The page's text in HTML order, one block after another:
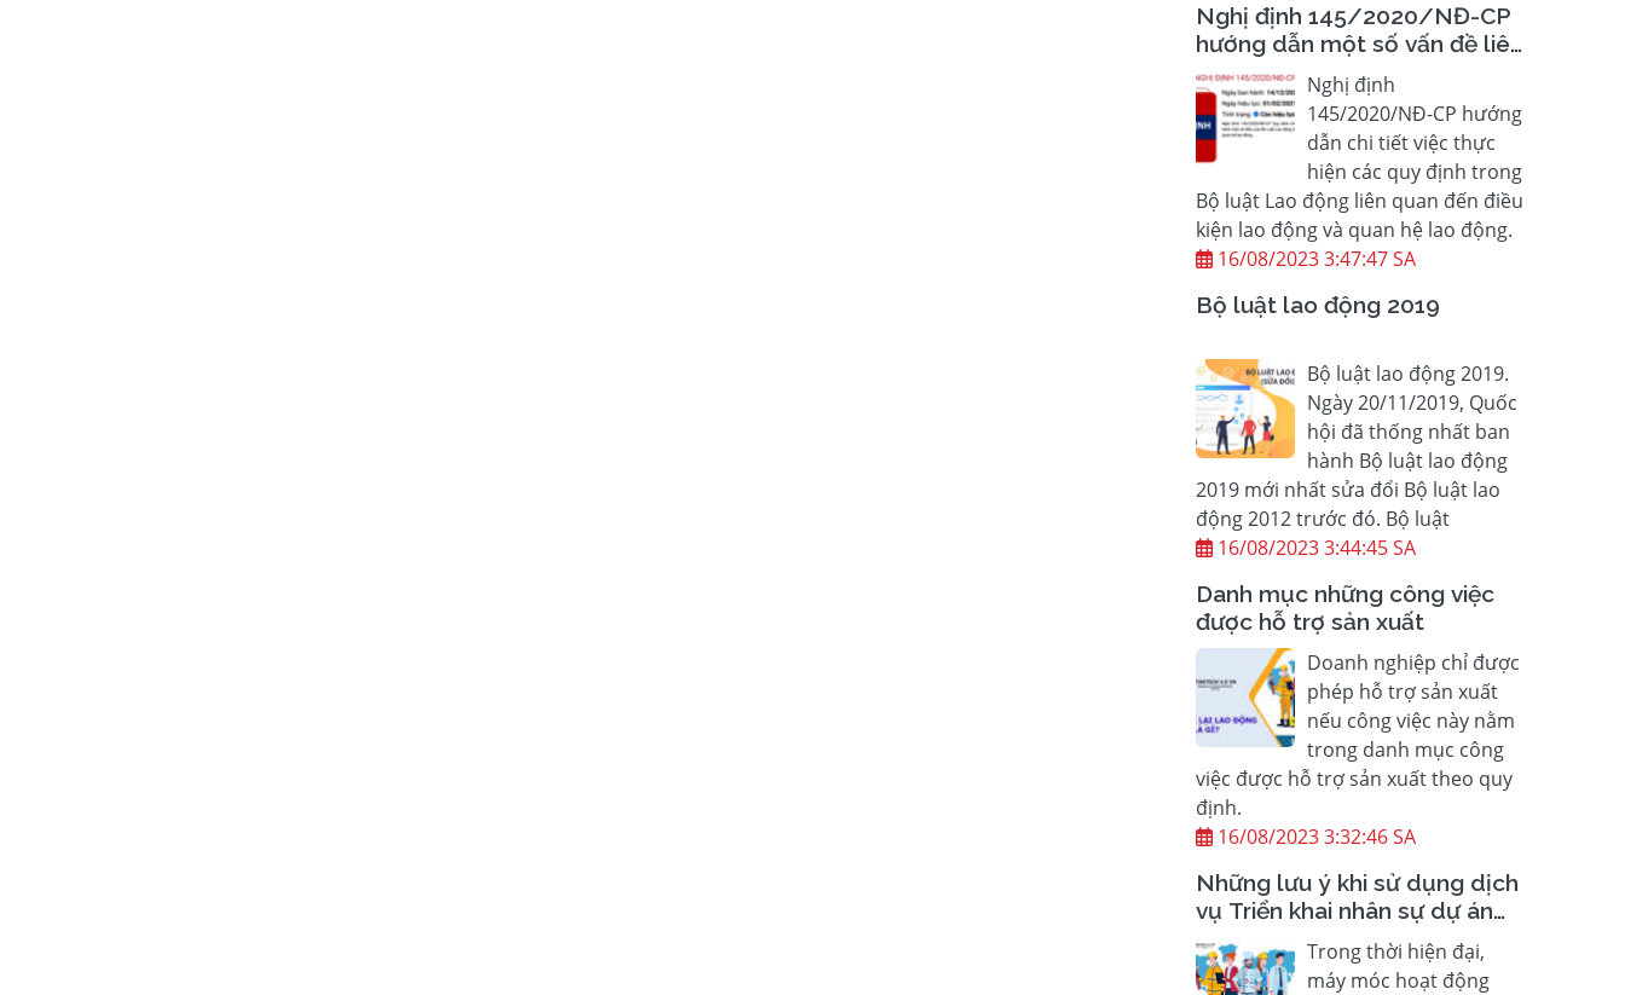
Nghị định 145/2020/NĐ-CP
hướng dẫn một số vấn đề liên
quan đến quan hệ LĐ
Nghị định
145/2020/NĐ-CP hướng
dẫn chi tiết việc thực
hiện các quy định trong
Bộ luật Lao động liên quan đến điều
kiện lao động và quan hệ lao động.
16/08/2023 3:47:47 SA
Bộ luật lao động 2019
Bộ luật lao động 2019.
Ngày 20/11/2019, Quốc
hội đã thống nhất ban
hành Bộ luật lao động
2019 mới nhất sửa đổi Bộ luật lao
động 2012 trước đó. Bộ luật
16/08/2023 3:44:45 SA
Danh mục những công việc
được hỗ trợ sản xuất
Doanh nghiệp chỉ được
phép hỗ trợ sản xuất
nếu công việc này nằm
trong danh mục công
việc được hỗ trợ sản xuất theo quy
định.
16/08/2023 3:32:46 SA
Những lưu ý khi sử dụng dịch
vụ Triển khai nhân sự dự án
chất lượng cao và nhu cầu sử
dụng lao động có trình độ
Trong thời hiện đại,
máy móc hoạt động